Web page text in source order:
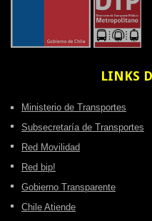
LINKS
Ministerio de Transportes
Subsecretaría de Transportes
Red Movilidad
Red bip!
Gobierno Transparente
Chile Atiende